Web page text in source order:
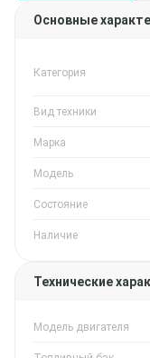
Основные
Категория
Вид техники
Марка
Модель
Состояние
Наличие
Технические
Модель двигателя